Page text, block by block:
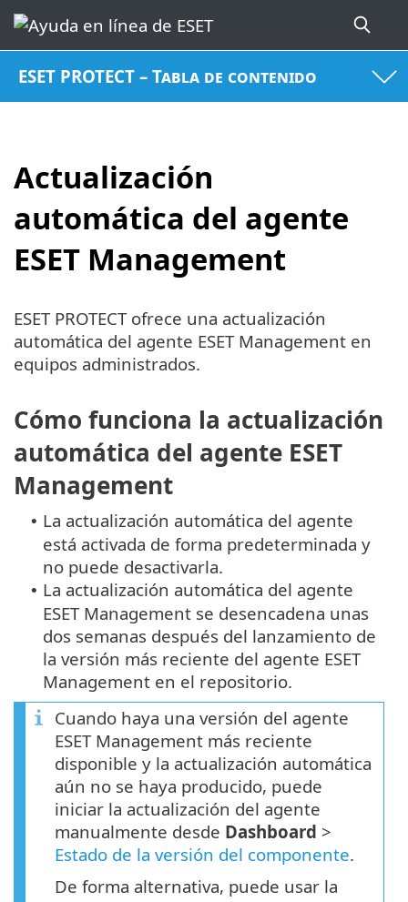
ESET PROTECT – Tabla de contenido
Actualización
automática del agente
ESET Management
ESET PROTECT ofrece una actualización
automática del agente ESET Management en
equipos administrados.
Cómo funciona la actualización
automática del agente ESET
Management
• La actualización automática del agente
está activada de forma predeterminada y
no puede desactivarla.
• La actualización automática del agente
ESET Management se desencadena unas
dos semanas después del lanzamiento de
la versión más reciente del agente ESET
Management en el repositorio.
Cuando haya una versión del agente
ESET Management más reciente
disponible y la actualización automática
aún no se haya producido, puede
iniciar la actualización del agente
manualmente desde Dashboard >
Estado de la versión del componente.
De forma alternativa, puede usar la